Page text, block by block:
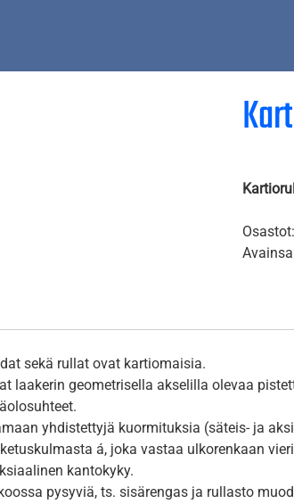
Osastot:
sekä rullat ovat kartiomaisia.
laakerin geometrisella akselilla olevaa
yhdistettyjä kuormituksia (säteis- ja
á, joka vastaa ulkorenkaan
kantokyky.
pysyviä, ts. sisärengas ja rullasto